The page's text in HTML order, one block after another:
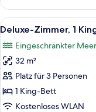
Zimmer,
1 King-
Bett,
Alle
Fotos
für
Deluxe-
Zimmer,
1 King-
Bett,
8
Deluxe-Zimmer, 1
Eingeschränkter
32 m²
Platz für 3 Personen
1 King-Bett
Kostenloses WLAN